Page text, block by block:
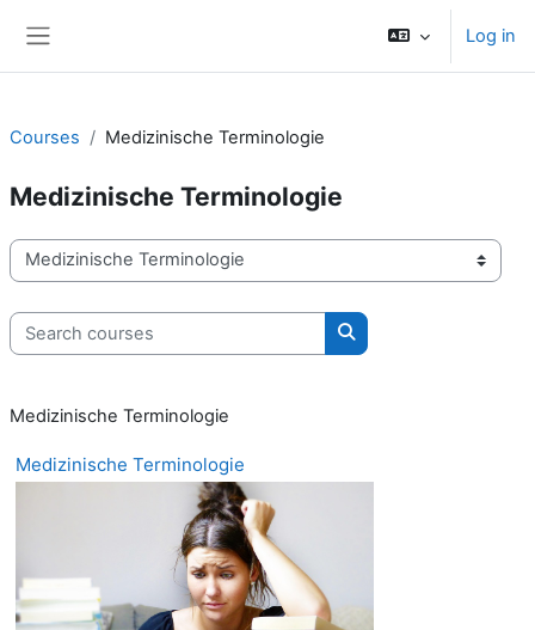
Log in
Courses Medizinische Terminologie
Medizinische Terminologie
Course categories
Search courses
Search courses
Medizinische Terminologie
Medizinische Terminologie